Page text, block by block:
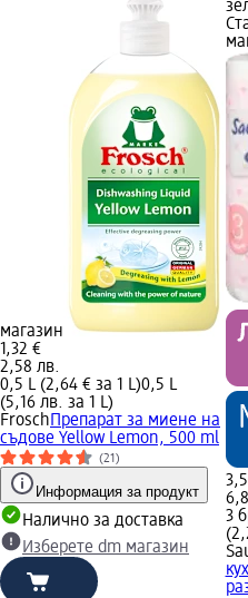
магазин
1,32 €
2,58 лв.
0,5 L (2,64 € за 1 L)0,5 L
(5,16 лв. за 1 L)
Frosch Препарат за миене на
съдове Yellow Lemon, 500 ml
(21)
Информация за продукт
Налично за доставка
Изберете dm магазин
3